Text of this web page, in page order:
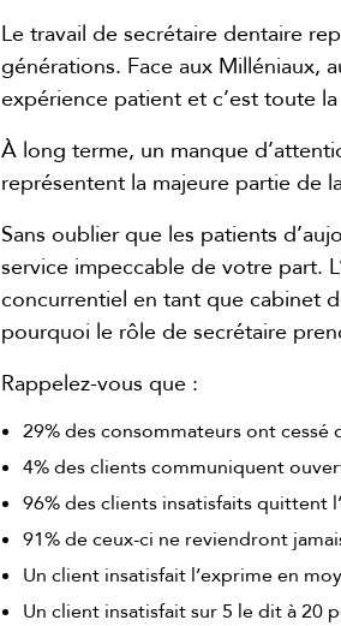
Le travail de secrétaire dentaire
générations. Face aux Milléniaux,
expérience patient et c’est toute
À long terme, un manque
représentent la majeure partie de
Sans oublier que les patients
service impeccable de votre part.
concurrentiel en tant que cabinet
pourquoi le rôle de secrétaire
Rappelez-vous que :
29% des consommateurs ont cessé
4% des clients communiquent
96% des clients insatisfaits quittent
91% de ceux-ci ne reviendront
Un client insatisfait l’exprime en
Un client insatisfait sur 5 le dit à 20